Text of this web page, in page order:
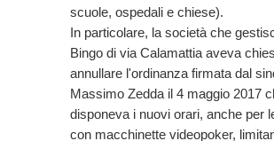
scuole, ospedali e chiese).
In particolare, la società che
Bingo di via Calamattia aveva
annullare l'ordinanza firmata dal
Massimo Zedda il 4 maggio 2017
disponeva i nuovi orari, anche per
con macchinette videopoker,